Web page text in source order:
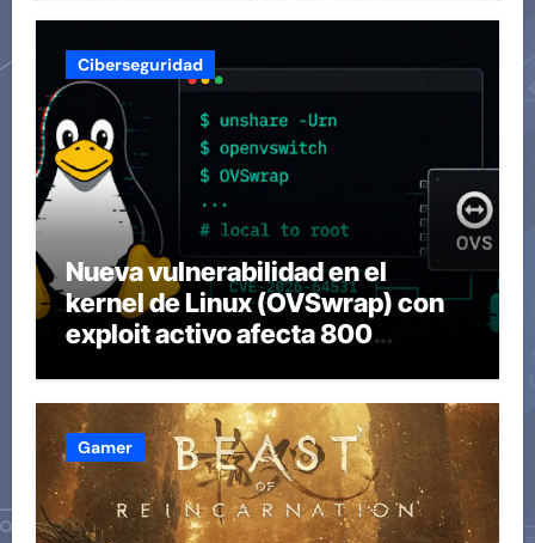
Ciberseguridad
Nueva vulnerabilidad en el
kernel de Linux (OVSwrap) con
exploit activo afecta 800
Gamer